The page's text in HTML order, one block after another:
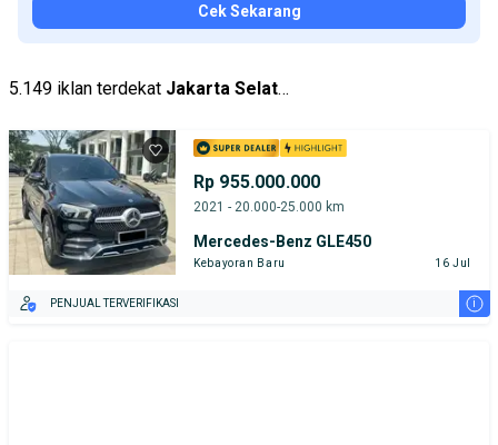
Cek Sekarang
5.149 iklan terdekat Jakarta Selatan
Rp 955.000.000
2021 - 20.000-25.000 km
Mercedes-Benz GLE450
Kebayoran Baru 16 Jul
PENJUAL TERVERIFIKASI i